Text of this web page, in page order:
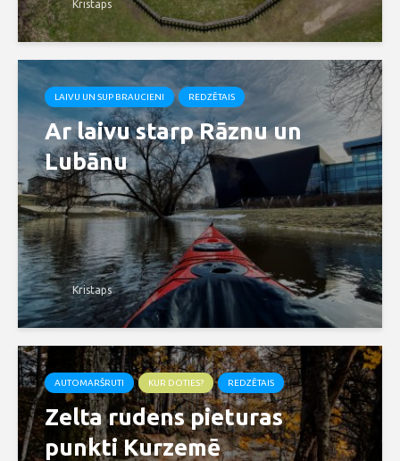
Kristaps
LAIVU UN SUP BRAUCIENI REDZĒTAIS
Ar laivu starp Rāznu un
Lubānu
Kristaps
AUTOMARŠRUTI KUR DOTIES? REDZĒTAIS
Zelta rudens pieturas
punkti Kurzemē